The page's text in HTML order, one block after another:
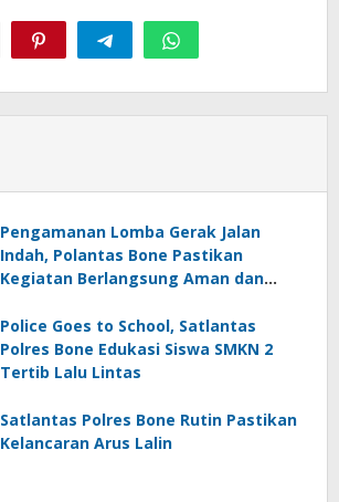
Pengamanan Lomba Gerak Jalan
Indah, Polantas Bone Pastikan
Kegiatan Berlangsung Aman dan
Police Goes to School, Satlantas
Polres Bone Edukasi Siswa SMKN 2
Tertib Lalu Lintas
Satlantas Polres Bone Rutin Pastikan
Kelancaran Arus Lalin